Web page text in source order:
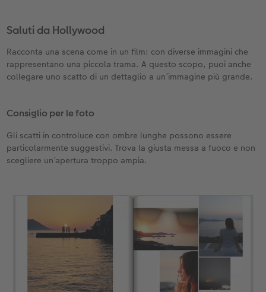
Saluti da Hollywood
Racconta una scena come in un film: con diverse immagini che
rappresentano una piccola trama. A questo scopo, puoi anche
collegare uno scatto di un dettaglio a un’immagine più grande.
Consiglio per le foto
Gli scatti in controluce con ombre lunghe possono essere
particolarmente suggestivi. Trova la giusta messa a fuoco e non
scegliere un’apertura troppo ampia.